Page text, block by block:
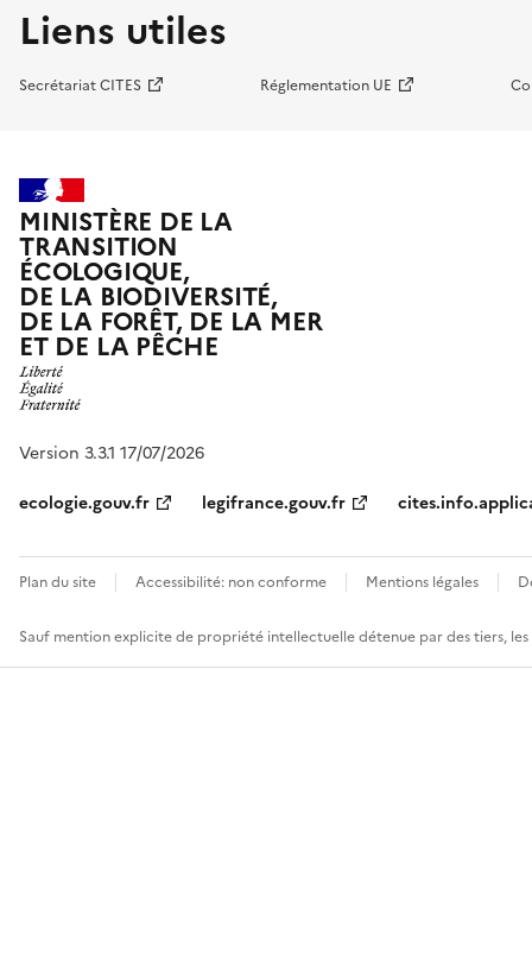
Liens utiles
Secrétariat CITES Réglementation UE
MINISTÈRE DE LA
TRANSITION
ÉCOLOGIQUE,
DE LA BIODIVERSITÉ,
DE LA FORÊT, DE LA MER
ET DE LA PÊCHE
Version 3.3.1 17/07/2026
ecologie.gouv.fr
legifrance.gouv.fr
Plan du site Accessibilité: non conforme Mentions légales
Sauf mention explicite de propriété intellectuelle détenue par des tiers,